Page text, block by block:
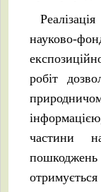
науково-
робіт
частини